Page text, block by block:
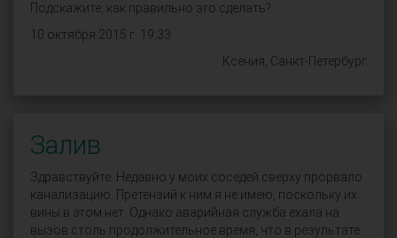
Подскажите, как правильно это сделать?
10 октября 2015 г. 19:33
Ксения, Санкт-Петербург
Залив
Здравствуйте. Недавно у моих соседей сверху прорвало
канализацию. Претензий к ним я не имею, поскольку их
вины в этом нет. Однако аварийная служба ехала на
вызов столь продолжительное время, что в результате